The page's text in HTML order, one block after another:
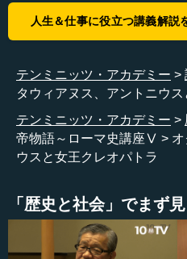
に、半年に限って、その権限
何人もの人たちが非常事態の
たけれども、カエサルは、そ
それは「そうなるように仕向
ありません。しかし、周りに
ちがいたため、そのことが彼
がっていきました。
エサルは、そこで暗殺されて
ボディーガード、あるいはそ
しょう。しかし、彼自身、非
ので、結局、暗殺されてしま
人生＆仕事に役立つ講義解説
テンミニッツ・アカデミー
タウィアヌス、アントニウ
テンミニッツ・アカデミー
帝物語～ローマ史講座Ⅴ
ウスと女王クレオパトラ
「歴史と社会」でまず